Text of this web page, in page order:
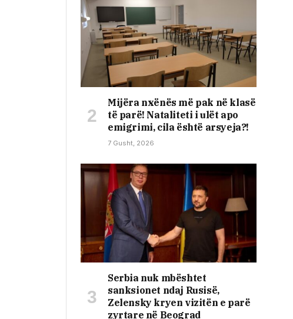
Mijëra nxënës më pak në klasë
të parë! Nataliteti i ulët apo
emigrimi, cila është arsyeja?!
7 Gusht, 2026
Serbia nuk mbështet
sanksionet ndaj Rusisë,
Zelensky kryen vizitën e parë
zyrtare në Beograd